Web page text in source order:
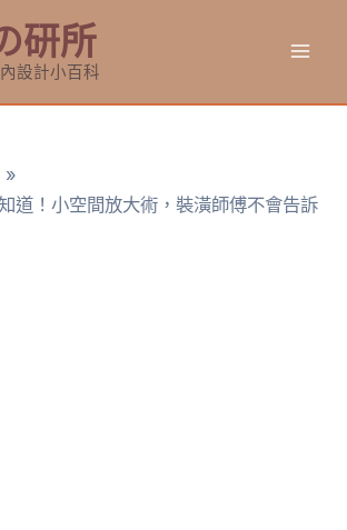
研所
設計小百科
道！小空間放大術，裝潢師傅不會告訴